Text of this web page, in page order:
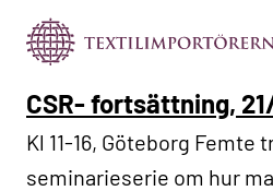
CSR- fortsättning,
Kl 11-16, Göteborg Femte
seminarieserie om hur